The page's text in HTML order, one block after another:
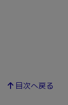
目次へ戻る